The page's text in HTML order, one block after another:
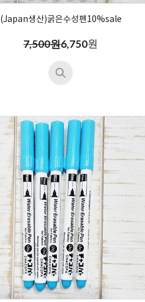
(Japan생산)굵은수성펜10%sale
7,500원6,750원